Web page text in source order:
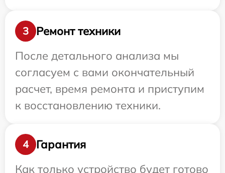
3
Ремонт техники
После детального анализа мы
согласуем с вами окончательный
расчет, время ремонта и приступим
к восстановлению техники.
4
Гарантия
Как только устройство будет готово